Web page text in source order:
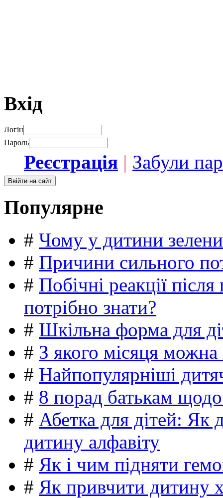
Вхід
Логін
Пароль
Реєстрація | Забули
Популярне
# Чому у дитини
# Причини сильного
# Побічні реакції
потрібно знати?
# Шкільна форма для
# З якого місяця можна
# Найпопулярніші
# 8 порад батькам
# Абетка для дітей: Як
дитину алфавіту
# Як і чим підняти
# Як привчити дитину